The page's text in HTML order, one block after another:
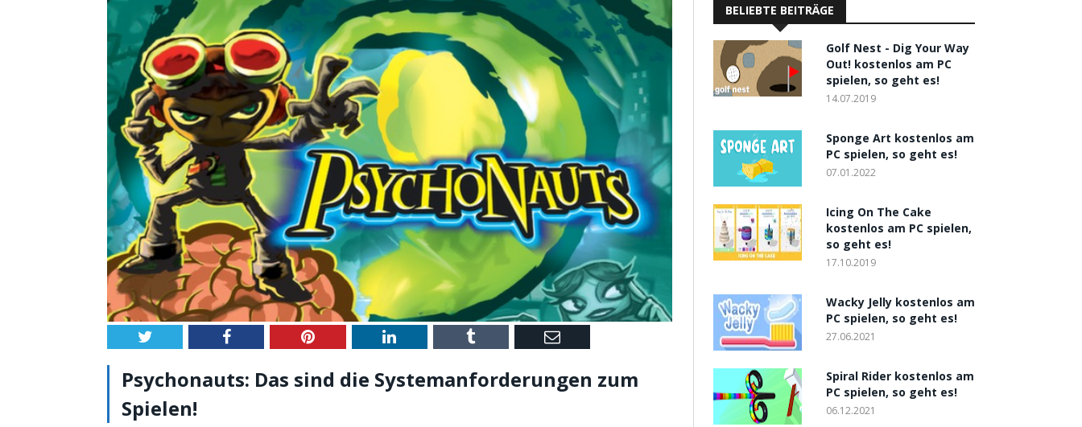
Twitter Facebook Pinterest LinkedIn Tumblr Email
Psychonauts: Das sind die Systemanforderungen zum
Spielen!
BELIEBTE BEITRÄGE
Golf Nest - Dig Your Way
Out! kostenlos am PC
spielen, so geht es!
14.07.2019
Sponge Art kostenlos am
PC spielen, so geht es!
07.01.2022
Icing On The Cake
kostenlos am PC spielen,
so geht es!
17.10.2019
Wacky Jelly kostenlos am
PC spielen, so geht es!
27.06.2021
Spiral Rider kostenlos am
PC spielen, so geht es!
06.12.2021